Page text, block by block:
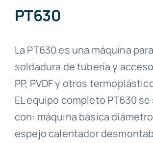
PT630
La PT630 es una máquina
soldadura de tubería y
PP, PVDF y otros
EL equipo completo PT630
con: máquina básica
espejo calentador